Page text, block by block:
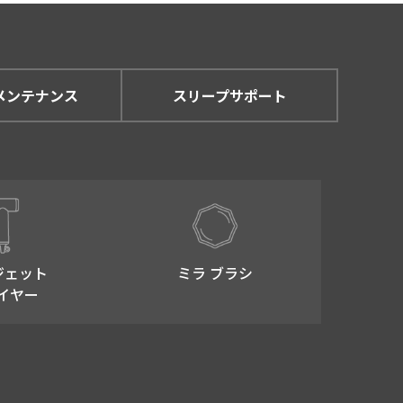
ンテナンス スリープサポート
ット
ヤー
ミラ ブラシ